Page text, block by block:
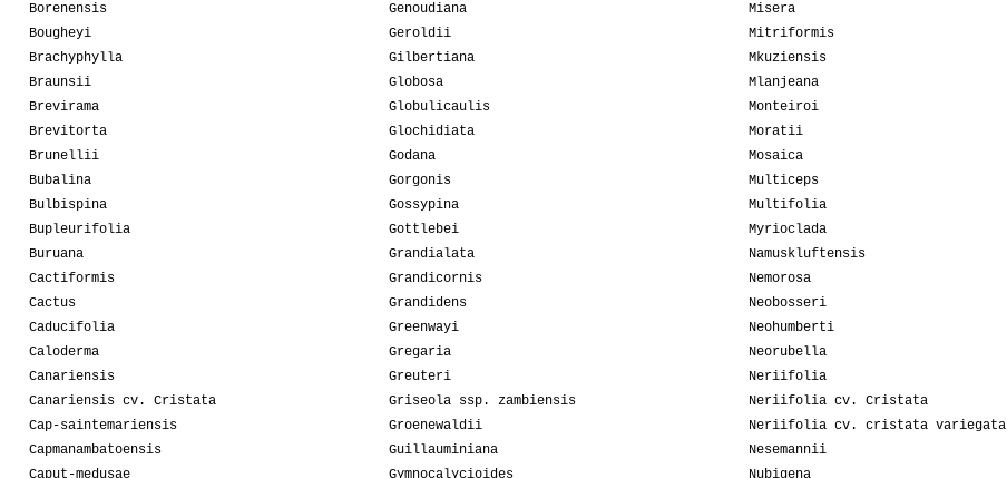
Borenensis
Bougheyi
Brachyphylla
Braunsii
Brevirama
Brevitorta
Brunellii
Bubalina
Bulbispina
Bupleurifolia
Buruana
Cactiformis
Cactus
Caducifolia
Caloderma
Canariensis
Canariensis cv. Cristata
Cap-saintemariensis
Capmanambatoensis
Caput-medusae
Genoudiana
Geroldii
Gilbertiana
Globosa
Globulicaulis
Glochidiata
Godana
Gorgonis
Gossypina
Gottlebei
Grandialata
Grandicornis
Grandidens
Greenwayi
Gregaria
Greuteri
Griseola ssp. zambiensis
Groenewaldii
Guillauminiana
Gymnocalycioides
Misera
Mitriformis
Mkuziensis
Mlanjeana
Monteiroi
Moratii
Mosaica
Multiceps
Multifolia
Myrioclada
Namuskluftensis
Nemorosa
Neobosseri
Neohumberti
Neorubella
Neriifolia
Neriifolia cv. Cristata
Neriifolia cv. cristata variegata
Nesemannii
Nubigena